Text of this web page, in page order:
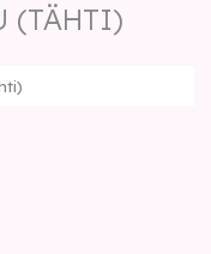
(TÄHTI)